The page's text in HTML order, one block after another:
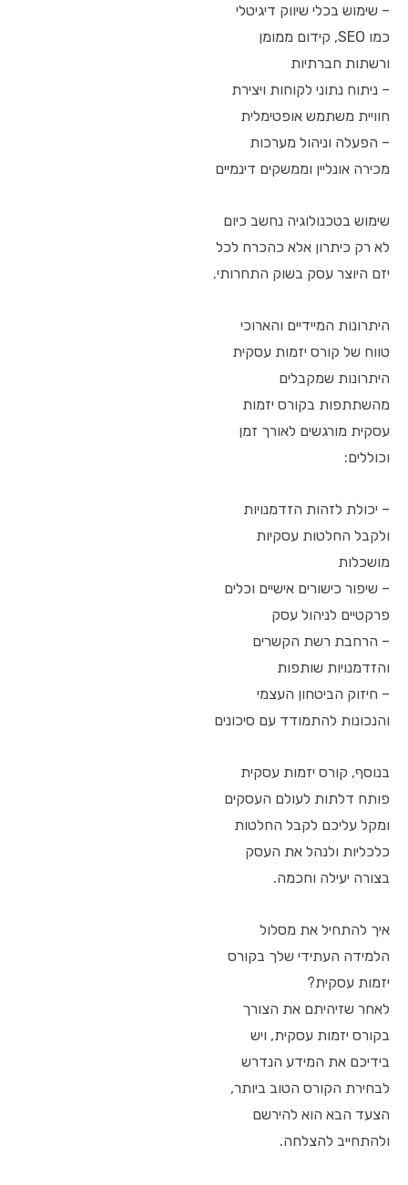
– שימוש בכלי שיווק דיגיטלי
כמו SEO, קידום ממומן
ורשתות חברתיות
– ניתוח נתוני לקוחות ויצירת
חוויית משתמש אופטימלית
– הפעלה וניהול מערכות
מכירה אונליין וממשקים דינמיים
שימוש בטכנולוגיה נחשב כיום
לא רק כיתרון אלא כהכרח לכל
יזם היוצר עסק בשוק התחרותי.
היתרונות המיידיים והארוכי
טווח של קורס יזמות עסקית
היתרונות שמקבלים
מהשתתפות בקורס יזמות
עסקית מורגשים לאורך זמן
וכוללים:
– יכולת לזהות הזדמנויות
ולקבל החלטות עסקיות
מושכלות
– שיפור כישורים אישיים וכלים
פרקטיים לניהול עסק
– הרחבת רשת הקשרים
והזדמנויות שותפות
– חיזוק הביטחון העצמי
והנכונות להתמודד עם סיכונים
בנוסף, קורס יזמות עסקית
פותח דלתות לעולם העסקים
ומקל עליכם לקבל החלטות
כלכליות ולנהל את העסק
בצורה יעילה וחכמה.
איך להתחיל את מסלול
הלמידה העתידי שלך בקורס
יזמות עסקית?
לאחר שזיהיתם את הצורך
בקורס יזמות עסקית, ויש
בידיכם את המידע הנדרש
לבחירת הקורס הטוב ביותר,
הצעד הבא הוא להירשם
ולהתחייב להצלחה.